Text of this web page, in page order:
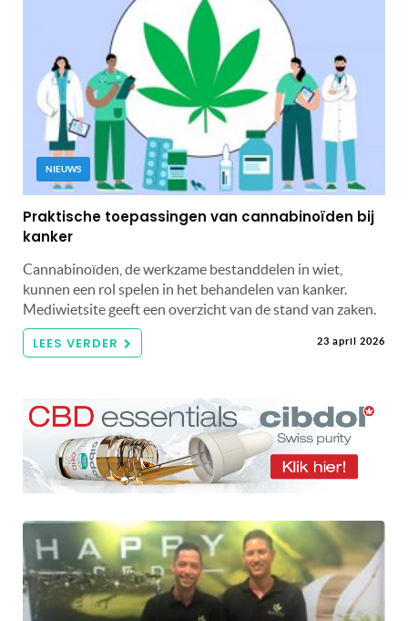
NIEUWS
Praktische toepassingen van cannabinoïden bij
kanker
Cannabinoïden, de werkzame bestanddelen in wiet,
kunnen een rol spelen in het behandelen van kanker.
Mediwietsite geeft een overzicht van de stand van zaken.
LEES VERDER 23 april 2026